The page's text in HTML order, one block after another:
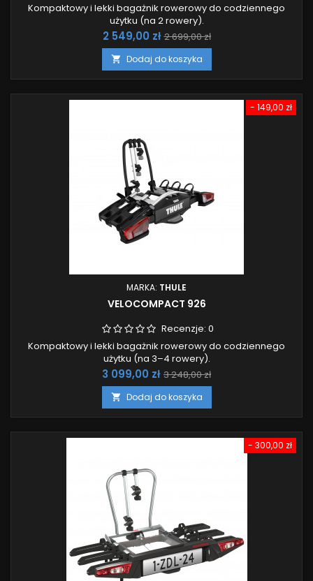
Kompaktowy i lekki bagażnik rowerowy do codziennego
użytku (na 2 rowery).
Cena
2 549,00 zł Cena
podstawowa
2 699,00 zł
 Dodaj do koszyka
- 149,00 zł
MARKA: THULE
VELOCOMPACT 926
Recenzje: 0
Kompaktowy i lekki bagażnik rowerowy do codziennego
użytku (na 3–4 rowery).
Cena
3 099,00 zł Cena
podstawowa
3 248,00 zł
 Dodaj do koszyka
- 300,00 zł